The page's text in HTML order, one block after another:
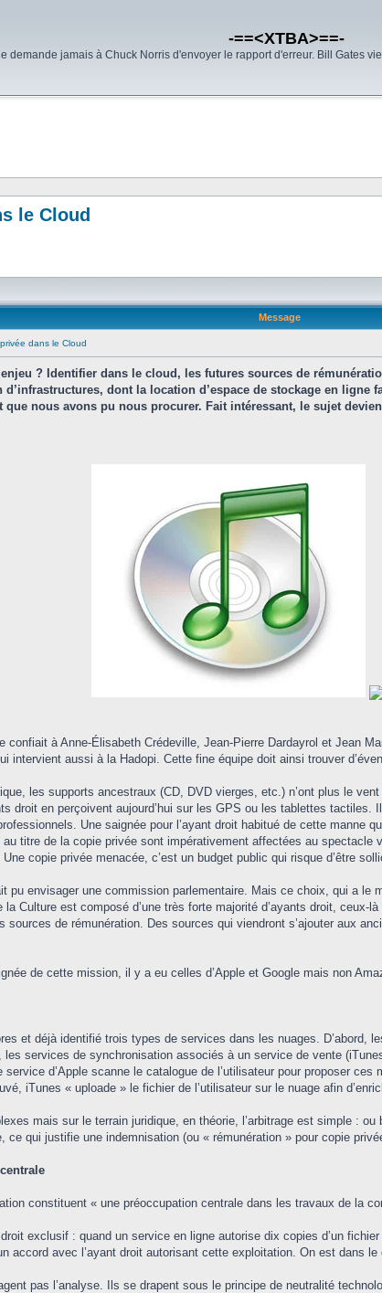
-==<XTBA>==-
demande jamais à Chuck Norris d'envoyer le rapport d'erreur. Bill Gates
le Cloud
Message
dans le Cloud
? Identifier dans le cloud, les futures sources de
dont la location d’espace de stockage en
nous avons pu nous procurer. Fait intéressant, le sujet
confiait à Anne-Élisabeth Crédeville, Jean-Pierre Dardayrol et Jean
intervient aussi à la Hadopi. Cette fine équipe doit ainsi trouver
les supports ancestraux (CD, DVD vierges, etc.) n’ont plus le
droit en perçoivent aujourd’hui sur les GPS ou les tablettes
Une saignée pour l’ayant droit habitué de cette manne
titre de la copie privée sont impérativement affectées au spectacle
copie privée menacée, c’est un budget public qui risque d’être
pu envisager une commission parlementaire. Mais ce choix, qui a le
Culture est composé d’une très forte majorité d’ayants droit,
sources de rémunération. Des sources qui viendront s’ajouter aux
de cette mission, il y a eu celles d’Apple et Google mais non
et déjà identifié trois types de services dans les nuages.
les services de synchronisation associés à un service de vente
d’Apple scanne le catalogue de l’utilisateur pour proposer
iTunes « uploade » le fichier de l’utilisateur sur le nuage afin
mais sur le terrain juridique, en théorie, l’arbitrage est simple :
qui justifie une indemnisation (ou « rémunération » pour copie
constituent « une préoccupation centrale dans les travaux de la
exclusif : quand un service en ligne autorise dix copies d’un
accord avec l’ayant droit autorisant cette exploitation. On est dans
pas l’analyse. Ils se drapent sous le principe de neutralité